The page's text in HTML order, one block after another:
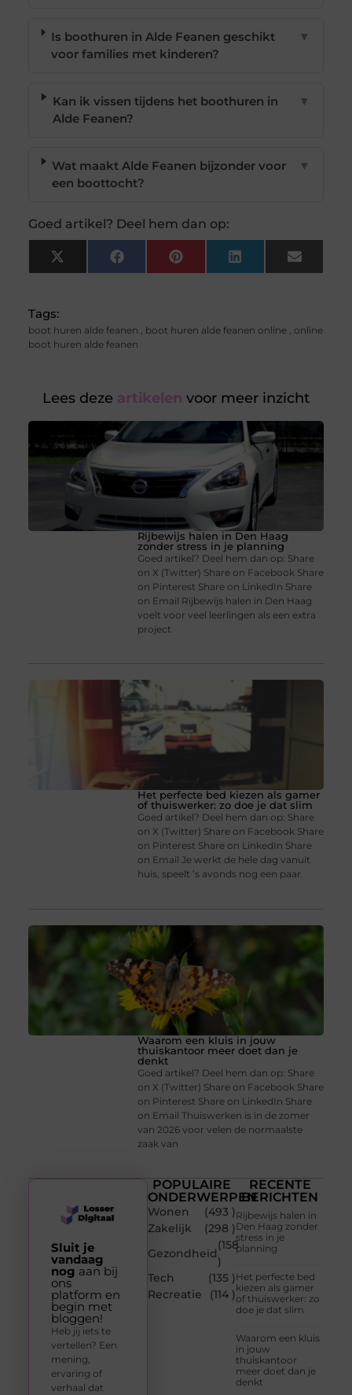
Is boothuren in Alde Feanen geschikt
voor families met kinderen?
▼
Kan ik vissen tijdens het boothuren in
Alde Feanen?
▼
Wat maakt Alde Feanen bijzonder voor
een boottocht?
▼
Goed artikel? Deel hem dan op:
X
(Twitter)
FacebookPinterest LinkedIn Email
Tags:
boot huren alde feanen , boot huren alde feanen online, online
boot huren alde feanen
Lees deze artikelen voor meer inzicht
Rijbewijs halen in Den Haag
zonder stress in je planning
Goed artikel? Deel hem dan op: Share
on X (Twitter) Share on Facebook Share
on Pinterest Share on LinkedIn Share
on Email Rijbewijs halen in Den Haag
voelt voor veel leerlingen als een extra
project
Het perfecte bed kiezen als gamer
of thuiswerker: zo doe je dat slim
Goed artikel? Deel hem dan op: Share
on X (Twitter) Share on Facebook Share
on Pinterest Share on LinkedIn Share
on Email Je werkt de hele dag vanuit
huis, speelt ’s avonds nog een paar
Waarom een kluis in jouw
thuiskantoor meer doet dan je
denkt
Goed artikel? Deel hem dan op: Share
on X (Twitter) Share on Facebook Share
on Pinterest Share on LinkedIn Share
on Email Thuiswerken is in de zomer
van 2026 voor velen de normaalste
zaak van
POPULAIRE
ONDERWERPEN
Wonen
(493 )
Zakelijk
(298 )
Gezondheid
(158
)
Tech
(135 )
Recreatie
(114 )
RECENTE
BERICHTEN
Rijbewijs halen in
Den Haag zonder
stress in je
planning
Het perfecte bed
kiezen als gamer
of thuiswerker: zo
doe je dat slim
Waarom een kluis
in jouw
thuiskantoor
meer doet dan je
denkt
Sluit je
vandaag
nog aan bij
ons
platform en
begin met
bloggen!
Heb jij iets te
vertellen? Een
mening,
ervaring of
verhaal dat